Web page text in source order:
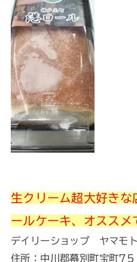
生クリーム超大好きな
ールケーキ、オスス
デイリーショップ ヤマモト
住所：中川郡幕別町宝町75